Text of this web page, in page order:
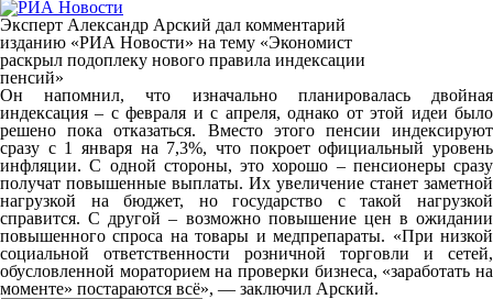
Эксперт Александр Арский дал комментарий
изданию «РИА Новости» на тему «Экономист
раскрыл подоплеку нового правила индексации
пенсий»
Он напомнил, что изначально планировалась двойная
индексация – с февраля и с апреля, однако от этой идеи было
решено пока отказаться. Вместо этого пенсии индексируют
сразу с 1 января на 7,3%, что покроет официальный уровень
инфляции. С одной стороны, это хорошо – пенсионеры сразу
получат повышенные выплаты. Их увеличение станет заметной
нагрузкой на бюджет, но государство с такой нагрузкой
справится. С другой – возможно повышение цен в ожидании
повышенного спроса на товары и медпрепараты. «При низкой
социальной ответственности розничной торговли и сетей,
обусловленной мораторием на проверки бизнеса, «заработать на
моменте» постараются всё», — заключил Арский.